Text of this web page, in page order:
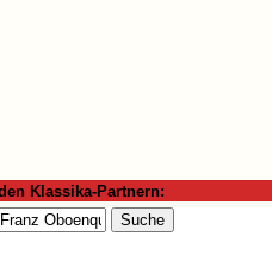
Klassika-Partnern: